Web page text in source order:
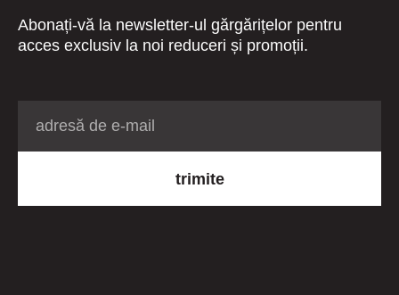
Abonați-vă la newsletter-ul gărgărițelor pentru
acces exclusiv la noi reduceri și promoții.
trimite